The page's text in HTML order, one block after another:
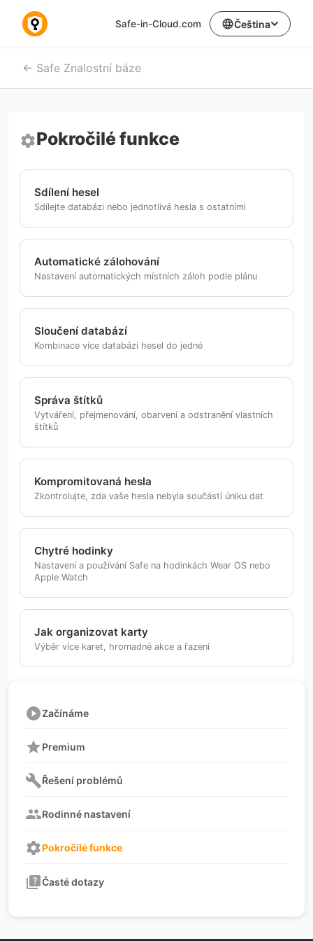
Safe-in-Cloud.com languageČeština
Safe Znalostní báze
play_circleZačínáme
starPremium
buildŘešení problémů
groupRodinné nastavení
settingsPokročilé funkce
quizČasté dotazy
settingsPokročilé funkce
Sdílení hesel
Sdílejte databázi nebo jednotlivá hesla s ostatními
Automatické zálohování
Nastavení automatických místních záloh podle plánu
Sloučení databází
Kombinace více databází hesel do jedné
Správa štítků
Vytváření, přejmenování, obarvení a odstranění vlastních
štítků
Kompromitovaná hesla
Zkontrolujte, zda vaše hesla nebyla součástí úniku dat
Chytré hodinky
Nastavení a používání Safe na hodinkách Wear OS nebo
Apple Watch
Jak organizovat karty
Výběr více karet, hromadné akce a řazení